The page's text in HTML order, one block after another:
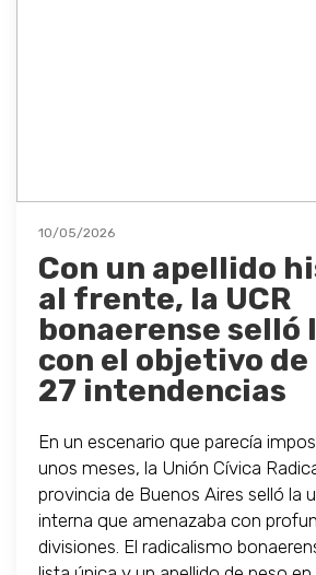
10/05/2026
Con un apellido
al frente, la UCR
bonaerense selló
con el objetivo
27 intendencias
En un escenario que parecía
unos meses, la Unión Cívica
provincia de Buenos Aires selló la
interna que amenazaba con
divisiones. El radicalismo